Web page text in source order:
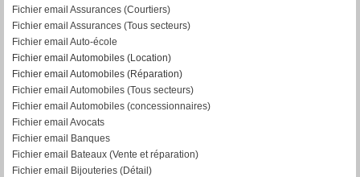
Fichier email Assurances (Courtiers)
Fichier email Assurances (Tous secteurs)
Fichier email Auto-école
Fichier email Automobiles (Location)
Fichier email Automobiles (Réparation)
Fichier email Automobiles (Tous secteurs)
Fichier email Automobiles (concessionnaires)
Fichier email Avocats
Fichier email Banques
Fichier email Bateaux (Vente et réparation)
Fichier email Bijouteries (Détail)